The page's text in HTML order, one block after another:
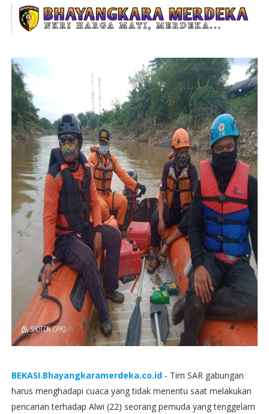
BEKASI.Bhayangkaramerdeka.co.id- Tim SAR gabungan
harus menghadapi cuaca yang tidak menentu saat melakukan
pencarian terhadap Alwi (22) seorang pemuda yang tenggelam